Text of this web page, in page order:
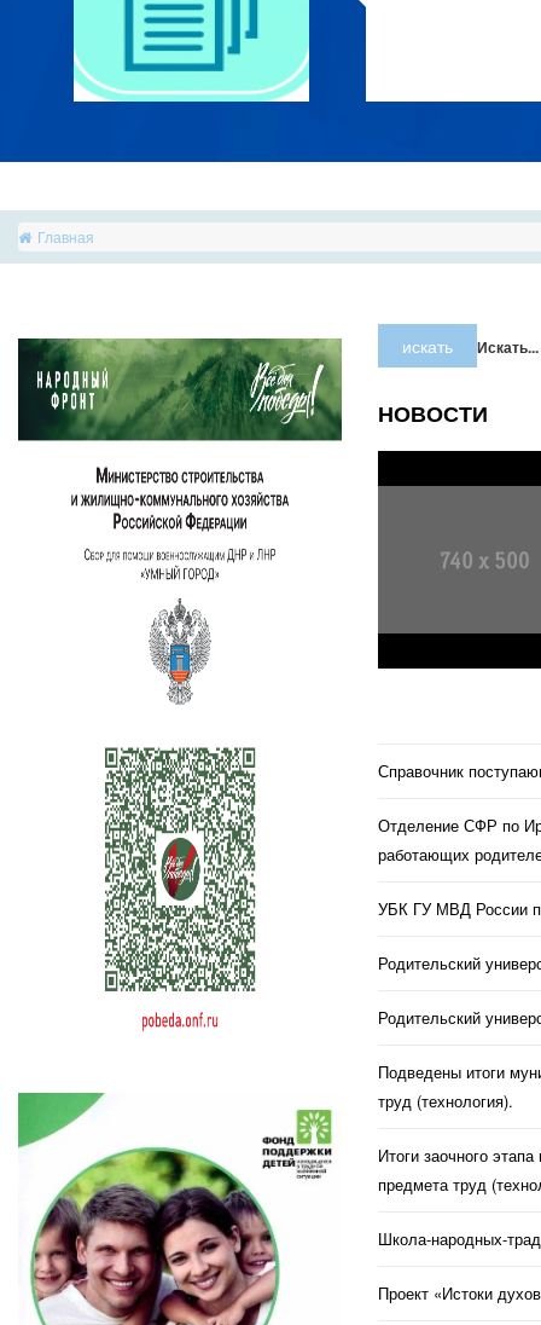
Главная
искать Искать...
НОВОСТИ
Справочник
Отделение СФР по
работающих
УБК ГУ МВД России
Родительский
Родительский
Подведены итоги
труд (технология).
Итоги заочного
предмета труд
Школа-народных-
Проект «Истоки